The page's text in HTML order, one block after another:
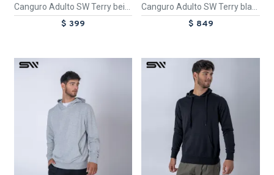
Canguro Adulto SW Terry beige
$ 399
Canguro Adulto SW Terry blanco
$ 849
TEXTTRANSPARENTE TEXTTRANSPARENTE